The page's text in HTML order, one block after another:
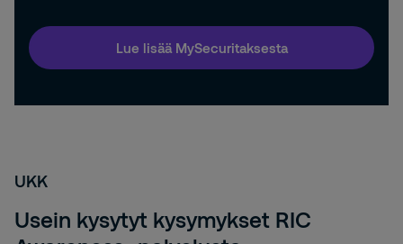
Lue lisää MySecuritaksesta
UKK
Usein kysytyt kysymykset RIC